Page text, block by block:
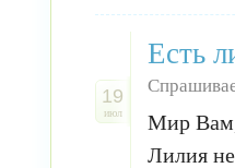
19
июл
Есть
Мир Вам,
Лилия